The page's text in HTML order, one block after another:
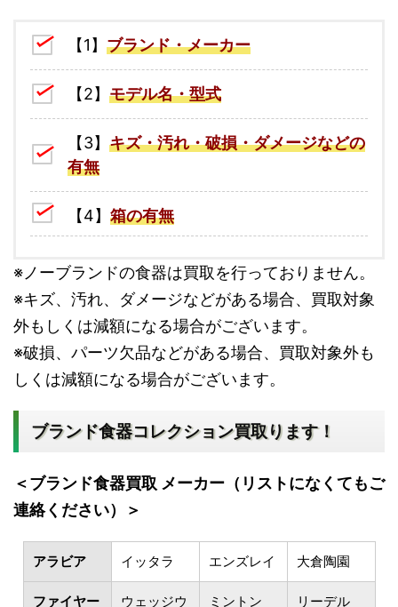
【1】 ブランド・メーカー
【2】 モデル名・型式
【3】 キズ・汚れ・破損・ダメージなどの
有無
【4】 箱の有無
※ノーブランドの食器は買取を行っておりません。
※キズ、汚れ、ダメージなどがある場合、買取対象
外もしくは減額になる場合がございます。
※破損、パーツ欠品などがある場合、買取対象外も
しくは減額になる場合がございます。
ブランド食器コレクション買取ります！
＜ブランド食器買取 メーカー（リストになくてもご
連絡ください）＞
アラビア イッタラ エンズレイ 大倉陶園
ファイヤー
ウェッジウ
ミントン リーデル